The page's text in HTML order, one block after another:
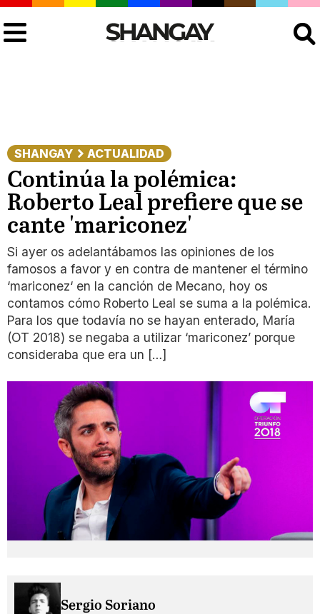
SHANGAY ACTUALIDAD
Continúa la polémica:
Roberto Leal prefiere que se
cante 'mariconez'
Si ayer os adelantábamos las opiniones de los
famosos a favor y en contra de mantener el término
‘mariconez‘ en la canción de Mecano, hoy os
contamos cómo Roberto Leal se suma a la polémica.
Para los que todavía no se hayan enterado, María
(OT 2018) se negaba a utilizar ‘mariconez’ porque
consideraba que era un […]
Sergio Soriano